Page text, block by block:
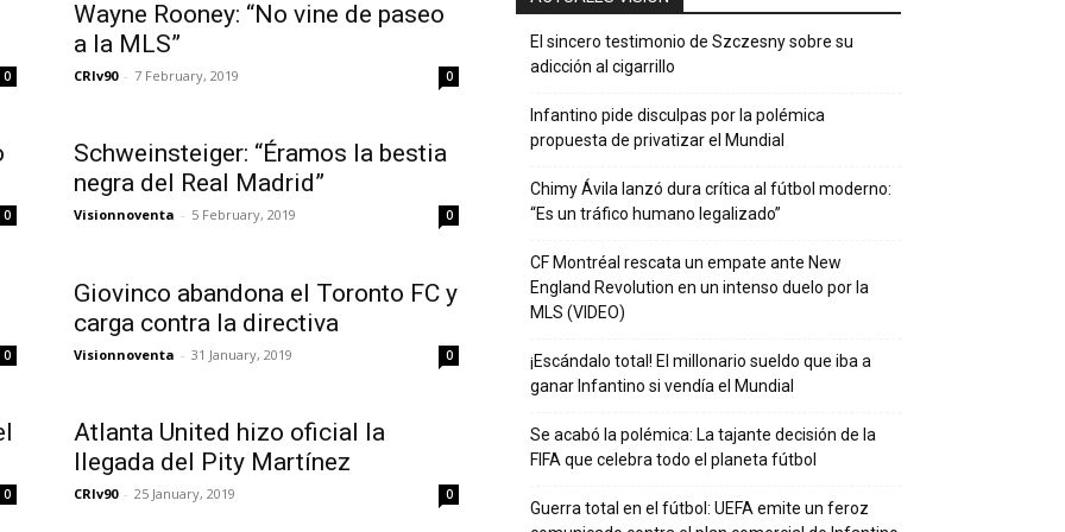
0
Wayne Rooney: “No vine de paseo
a la MLS”
CRIv90 - 7 February, 2019 0
0
Schweinsteiger: “Éramos la bestia
negra del Real Madrid”
Visionnoventa - 5 February, 2019 0
0
Giovinco abandona el Toronto FC y
carga contra la directiva
Visionnoventa - 31 January, 2019 0
0
Atlanta United hizo oficial la
llegada del Pity Martínez
CRIv90 - 25 January, 2019 0
El sincero testimonio de Szczesny sobre su
adicción al cigarrillo
Infantino pide disculpas por la polémica
propuesta de privatizar el Mundial
Chimy Ávila lanzó dura crítica al fútbol moderno:
“Es un tráfico humano legalizado”
CF Montréal rescata un empate ante New
England Revolution en un intenso duelo por la
MLS (VIDEO)
¡Escándalo total! El millonario sueldo que iba a
ganar Infantino si vendía el Mundial
Se acabó la polémica: La tajante decisión de la
FIFA que celebra todo el planeta fútbol
Guerra total en el fútbol: UEFA emite un feroz